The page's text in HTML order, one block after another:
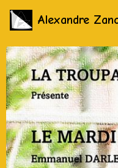
Alexandre